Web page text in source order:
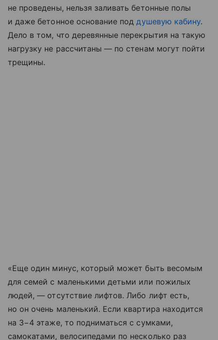
не проведены, нельзя заливать бетонные полы
и даже бетонное основание поддушевую кабину.
Дело в том, что деревянные перекрытия на такую
нагрузку не рассчитаны — по стенам могут пойти
трещины.
«Еще один минус, который может быть весомым
для семей с маленькими детьми или пожилых
людей, — отсутствие лифтов. Либо лифт есть,
но он очень маленький. Если квартира находится
на 3−4 этаже, то подниматься с сумками,
самокатами, велосипедами по несколько раз